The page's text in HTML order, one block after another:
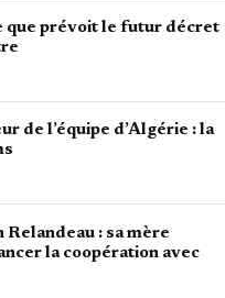
que prévoit le futur décret
de l’équipe d’Algérie : la
: sa mère
la coopération avec